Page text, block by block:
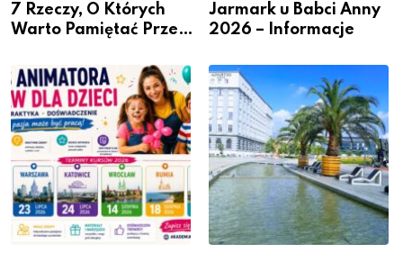
7 Rzeczy, O Których
Warto Pamiętać Przed
Jarmark u Babci Anny
2026 – Informacje